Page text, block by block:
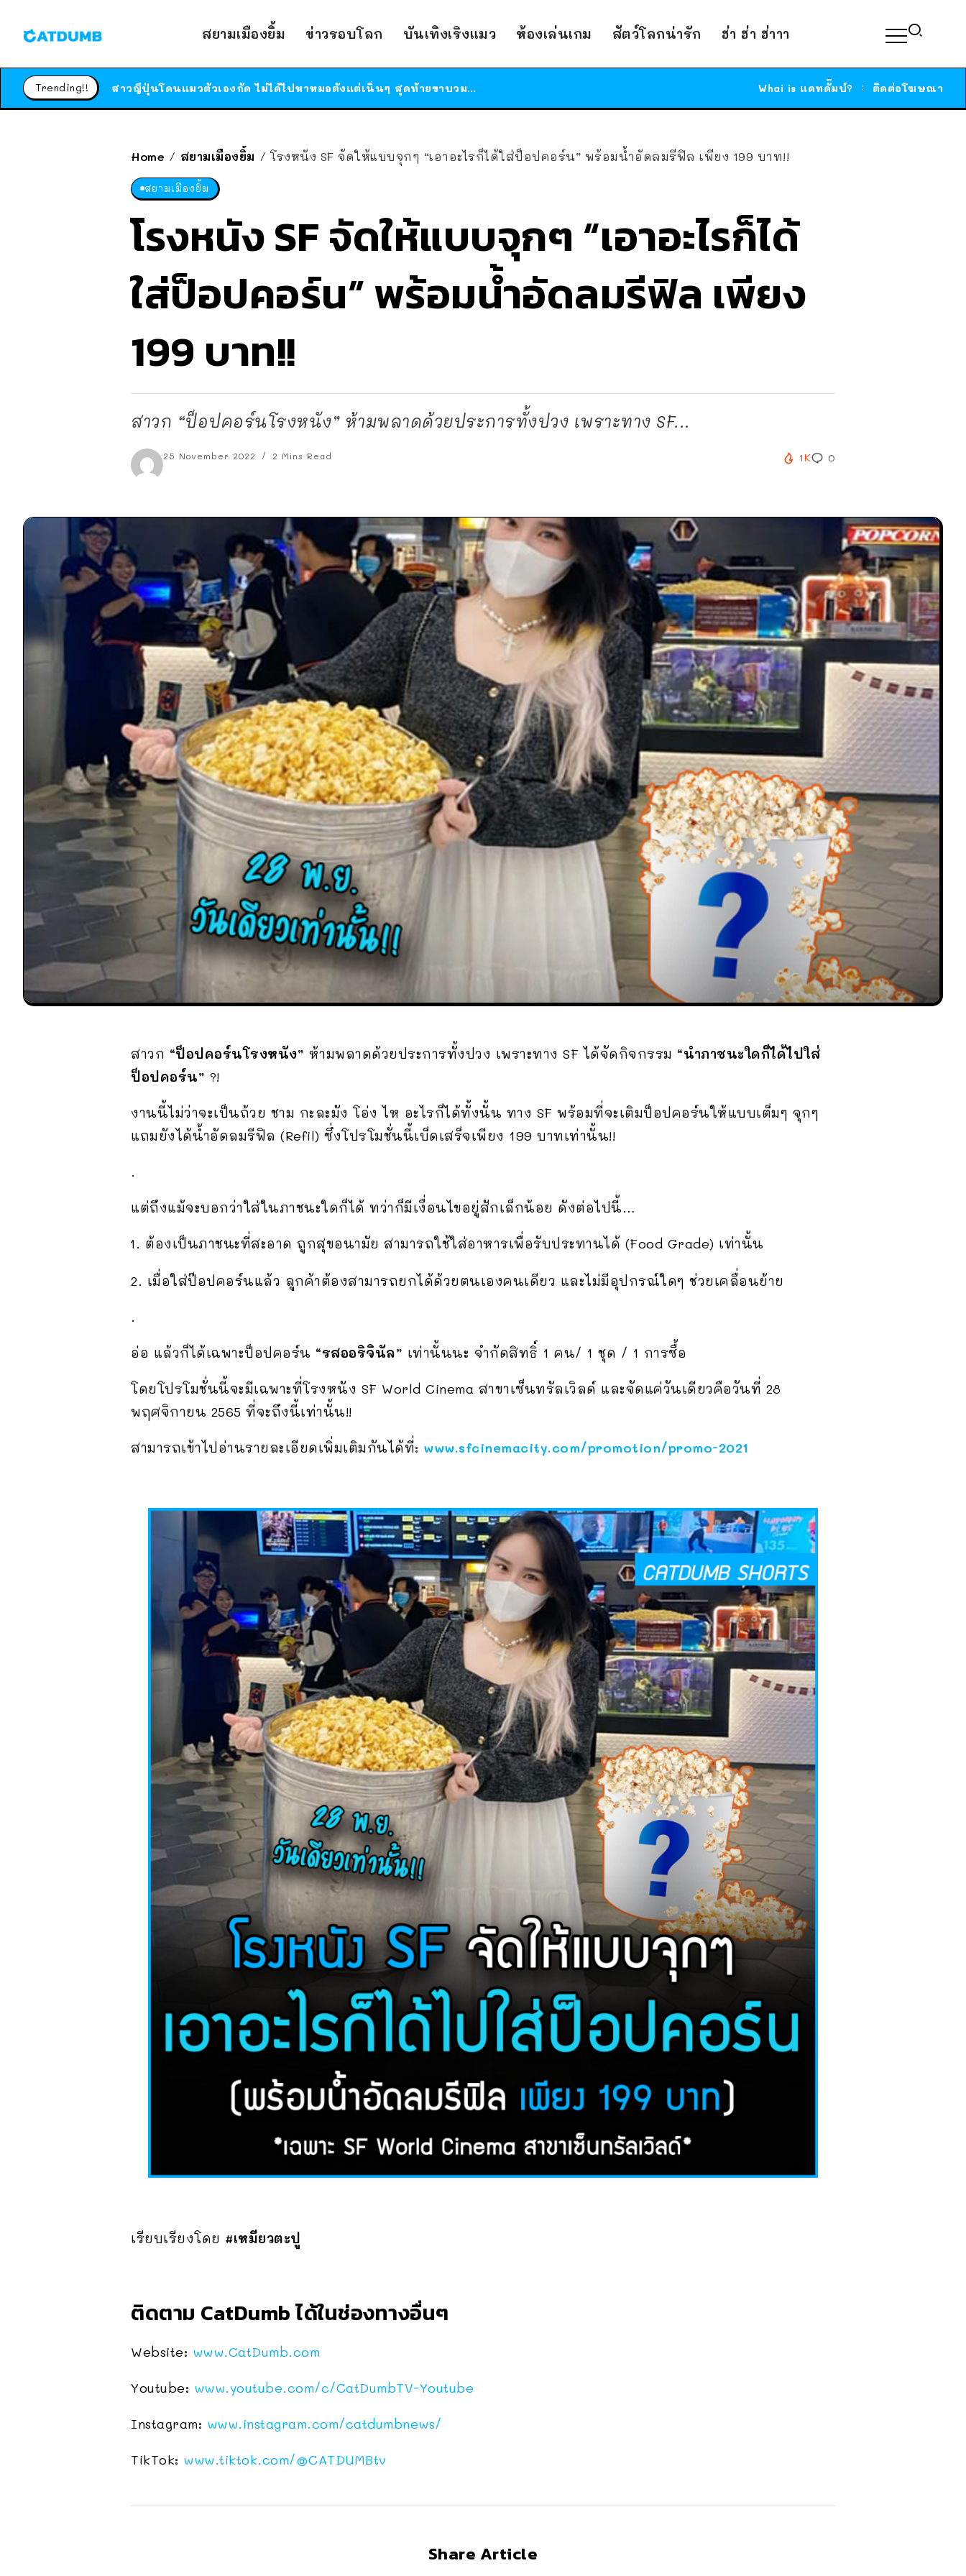
สยามเมืองยิ้ม ข่าวรอบโลก บันเทิงเริงแมว ห้องเล่นเกม สัตว์โลกน่ารัก ฮ่า ฮ่า ฮ่าาา
Trending!!
ร้านอาหารในนิวยอร์กประกาศปิดตัวลง หลังอยู่มานานกว่า 45 ปี ติดป้ายขอบคุณลูกค้าทุกคน แถมสูตรทำไวท์ซอสให้แบบจัดเต็ม
ได้เวลาเด็กหนวดรวมตัว RF Online Next เปิดให้เล่นแล้ว เกม Sci-Fi MMORPG ระดับตำนาน เล่นได้ทั้งมือถือและ PC Whai is แคทดั๊มบ์? ติดต่อโฆษณา
Home / สยามเมืองยิ้ม / โรงหนัง SF จัดให้แบบจุกๆ “เอาอะไรก็ได้ใส่ป็อปคอร์น” พร้อมน้ำอัดลมรีฟิล เพียง 199 บาท!!
สยามเมืองยิ้ม
โรงหนัง SF จัดให้แบบจุกๆ “เอาอะไรก็ได้
ใส่ป็อปคอร์น” พร้อมน้ำอัดลมรีฟิล เพียง
199 บาท!!
สาวก “ป็อปคอร์นโรงหนัง” ห้ามพลาดด้วยประการทั้งปวง เพราะทาง SF...
25 November 2022 2 Mins Read 1K 0
สาวก “ป็อปคอร์นโรงหนัง” ห้ามพลาดด้วยประการทั้งปวง เพราะทาง SF ได้จัดกิจกรรม “นำภาชนะใดก็ได้ไปใส่
ป็อปคอร์น” ?!
งานนี้ไม่ว่าจะเป็นถ้วย ชาม กะละมัง โอ่ง ไห อะไรก็ได้ทั้งนั้น ทาง SF พร้อมที่จะเติมป็อปคอร์นให้แบบเต็มๆ จุกๆ
แถมยังได้น้ำอัดลมรีฟิล (Refil) ซึ่งโปรโมชั่นนี้เบ็ดเสร็จเพียง 199 บาทเท่านั้น!!
.
แต่ถึงแม้จะบอกว่าใส่ในภาชนะใดก็ได้ ทว่าก็มีเงื่อนไขอยู่สักเล็กน้อย ดังต่อไปนี้…
ต้องเป็นภาชนะที่สะอาด ถูกสุขอนามัย สามารถใช้ใส่อาหารเพื่อรับประทานได้ (Food Grade) เท่านั้น
2. เมื่อใส่ป๊อปคอร์นแล้ว ลูกค้าต้องสามารถยกได้ด้วยตนเองคนเดียว และไม่มีอุปกรณ์ใดๆ ช่วยเคลื่อนย้าย
.
อ่อ แล้วก็ได้เฉพาะป็อปคอร์น “รสออริจินัล” เท่านั้นนะ จำกัดสิทธิ์ 1 คน/ 1 ชุด / 1 การซื้อ
โดยโปรโมชั่นนี้จะมีเฉพาะที่โรงหนัง SF World Cinema สาขาเซ็นทรัลเวิลด์ และจัดแค่วันเดียวคือวันที่ 28
พฤศจิกายน 2565 ที่จะถึงนี้เท่านั้น!!
สามารถเข้าไปอ่านรายละเอียดเพิ่มเติมกันได้ที่: www.sfcinemacity.com/promotion/promo-2021
เรียบเรียงโดย #เหมียวตะปู
ติดตาม CatDumb ได้ในช่องทางอื่นๆ
Website: www.CatDumb.com
Youtube: www.youtube.com/c/CatDumbTV-Youtube
Instagram: www.instagram.com/catdumbnews/
TikTok: www.tiktok.com/@CATDUMBtv
Share Article